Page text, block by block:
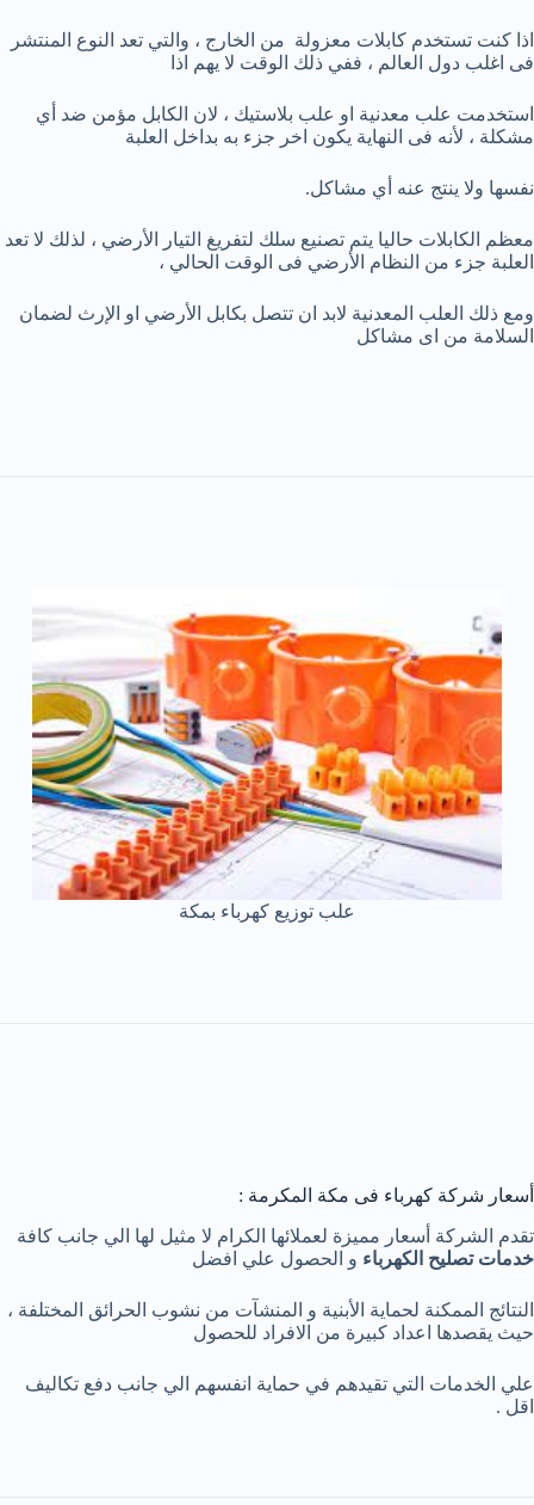
اذا كنت تستخدم كابلات معزولة من الخارج ، والتي تعد النوع المنتشر
فى اغلب دول العالم ، ففي ذلك الوقت لا يهم اذا
استخدمت علب معدنية او علب بلاستيك ، لان الكابل مؤمن ضد أي
مشكلة ، لأنه فى النهاية يكون اخر جزء به بداخل العلبة
نفسها ولا ينتج عنه أي مشاكل.
معظم الكابلات حاليا يتم تصنيع سلك لتفريغ التيار الأرضي ، لذلك لا تعد
العلبة جزء من النظام الأرضي فى الوقت الحالي ،
ومع ذلك العلب المعدنية لابد ان تتصل بكابل الأرضي او الإرث لضمان
السلامة من اى مشاكل
علب توزيع كهرباء بمكة
أسعار شركة كهرباء فى مكة المكرمة :
تقدم الشركة أسعار مميزة لعملائها الكرام لا مثيل لها الي جانب كافة
خدمات تصليح الكهرباء و الحصول علي افضل
النتائج الممكنة لحماية الأبنية و المنشآت من نشوب الحرائق المختلفة ،
حيث يقصدها اعداد كبيرة من الافراد للحصول
علي الخدمات التي تقيدهم في حماية انفسهم الي جانب دفع تكاليف
اقل .